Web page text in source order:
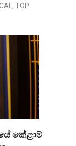
, TOP
කේළාම්